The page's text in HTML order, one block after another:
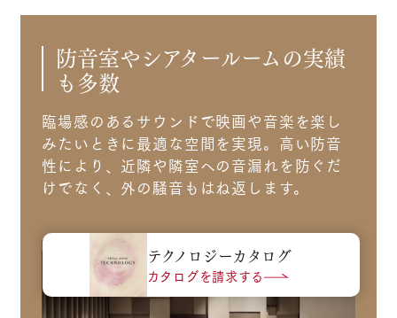
防音室やシアタールームの実績
も多数
臨場感のあるサウンドで映画や音楽を楽し
みたいときに最適な空間を実現。高い防音
性により、近隣や隣室への音漏れを防ぐだ
けでなく、外の騒音もはね返します。
テクノロジーカタログ
カタログを請求する